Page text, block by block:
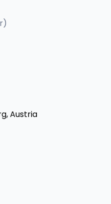
Austria